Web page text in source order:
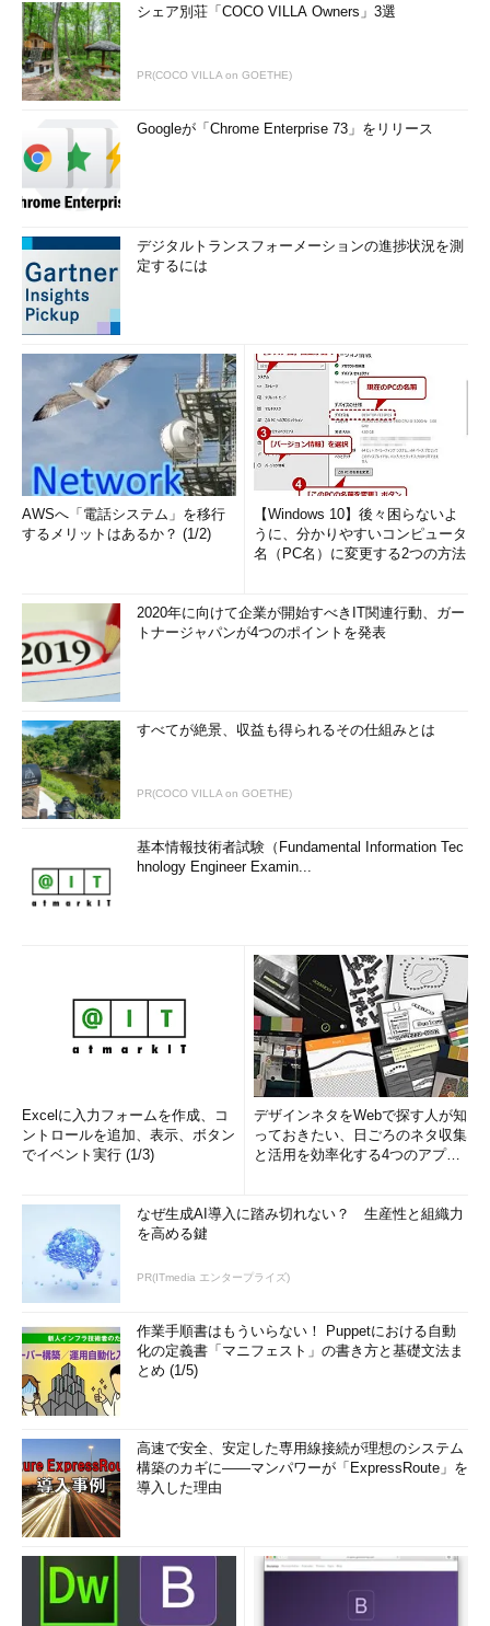
シェア別荘「COCO VILLA Owners」3選
PR(COCO VILLA on GOETHE)
Googleが「Chrome Enterprise 73」をリリース
デジタルトランスフォーメーションの進捗状況を測
定するには
AWSへ「電話システム」を移行
するメリットはあるか？ (1/2)
【Windows 10】後々困らないよ
うに、分かりやすいコンピュータ
名（PC名）に変更する2つの方法
2020年に向けて企業が開始すべきIT関連行動、ガー
トナージャパンが4つのポイントを発表
すべてが絶景、収益も得られるその仕組みとは
PR(COCO VILLA on GOETHE)
基本情報技術者試験（Fundamental Information Tec
hnology Engineer Examin...
Excelに入力フォームを作成、コ
ントロールを追加、表示、ボタン
でイベント実行 (1/3)
デザインネタをWebで探す人が知
っておきたい、日ごろのネタ収集
と活用を効率化する4つのアプリ
なぜ生成AI導入に踏み切れない？ 生産性と組織力
を高める鍵
PR(ITmedia エンタープライズ)
作業手順書はもういらない！ Puppetにおける自動
化の定義書「マニフェスト」の書き方と基礎文法ま
とめ (1/5)
高速で安全、安定した専用線接続が理想のシステム
構築のカギに――マンパワーが「ExpressRoute」を
導入した理由